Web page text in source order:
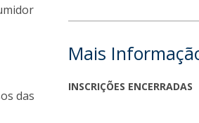
das
Mais
INSCRIÇÕES ENCERRADAS